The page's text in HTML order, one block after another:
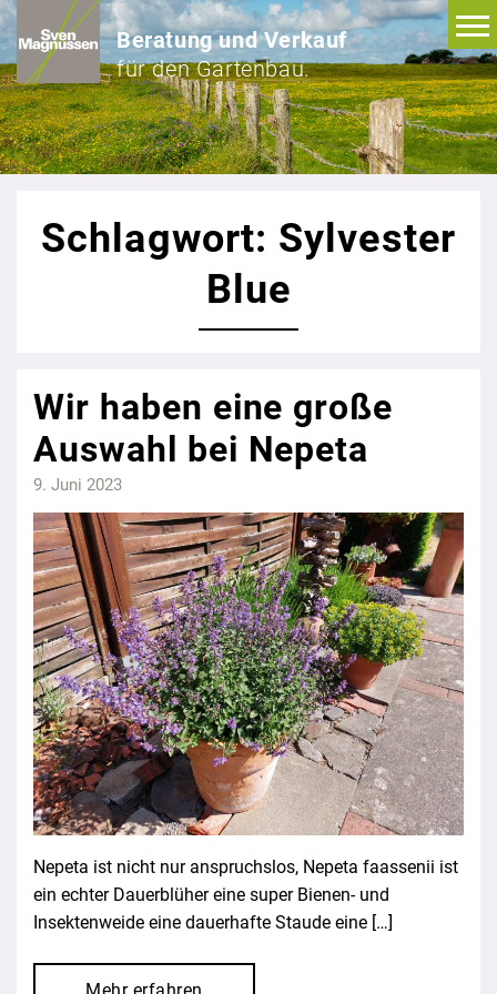
Beratung und Verkauf
für den Gartenbau.
Schlagwort: Sylvester
Blue
Wir haben eine große
Auswahl bei Nepeta
9. Juni 2023
Nepeta ist nicht nur anspruchslos, Nepeta faassenii ist
ein echter Dauerblüher eine super Bienen- und
Insektenweide eine dauerhafte Staude eine […]